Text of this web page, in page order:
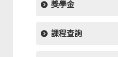
獎學金
課程查詢